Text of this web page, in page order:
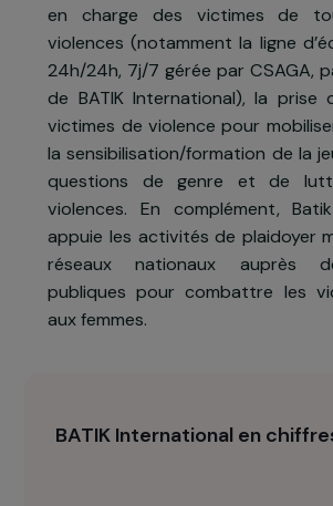
Pour répondre à cette
« Hy Vong », mené à
prévenir les violences
protéger les victimes
renforcement des
en charge des victimes
violences (notamment la
24h/24h, 7j/7 gérée par
de BATIK International), la
victimes de violence pour
appuie les activités de